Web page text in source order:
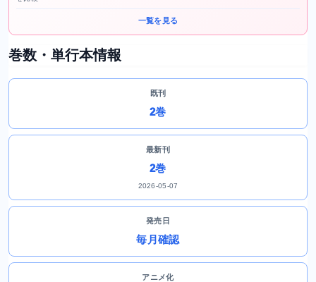
一覧を見る
巻数・単行本情報
既刊
2巻
最新刊
2巻
2026-05-07
発売日
毎月確認
アニメ化